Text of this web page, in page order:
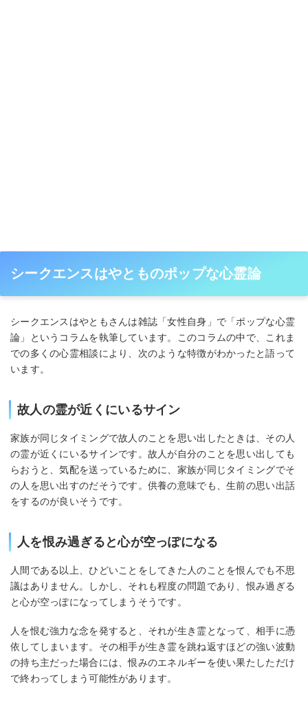
シークエンスはやとものポップな心霊論
シークエンスはやともさんは雑誌「女性自身」で「ポップな心霊
論」というコラムを執筆しています。このコラムの中で、これま
での多くの心霊相談により、次のような特徴がわかったと語って
います。
故人の霊が近くにいるサイン
家族が同じタイミングで故人のことを思い出したときは、その人
の霊が近くにいるサインです。故人が自分のことを思い出しても
らおうと、気配を送っているために、家族が同じタイミングでそ
の人を思い出すのだそうです。供養の意味でも、生前の思い出話
をするのが良いそうです。
人を恨み過ぎると心が空っぽになる
人間である以上、ひどいことをしてきた人のことを恨んでも不思
議はありません。しかし、それも程度の問題であり、恨み過ぎる
と心が空っぽになってしまうそうです。
人を恨む強力な念を発すると、それが生き霊となって、相手に憑
依してしまいます。その相手が生き霊を跳ね返すほどの強い波動
の持ち主だった場合には、恨みのエネルギーを使い果たしただけ
で終わってしまう可能性があります。